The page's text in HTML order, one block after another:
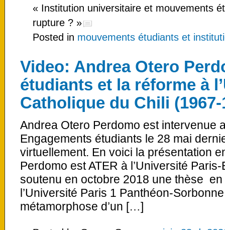
« Institution universitaire et mouvements
rupture ? »
Posted in mouvements étudiants et
Video: Andrea Otero
étudiants et la réforme à
Catholique du Chili (1967-
Andrea Otero Perdomo est intervenue
Engagements étudiants le 28 mai
virtuellement. En voici la présentation
Perdomo est ATER à l’Université
soutenu en octobre 2018 une thèse
l’Université Paris 1 Panthéon-
métamorphose d’un […]